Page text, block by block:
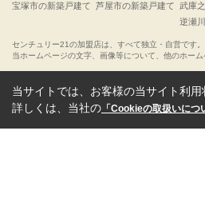
宝塚市の新築戸建て 芦屋市の新築戸建て 武庫
逆瀬
センチュリー21の加盟店は、すべて独立・自営です。
当ホームページの文字、画像等について、他のホー
当サイトでは、お客様の当サイト利
詳しくは、当社の 「Cookieの取扱いにつ